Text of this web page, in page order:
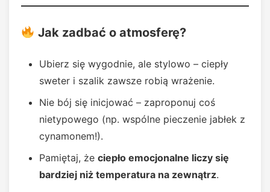
Jak zadbać o atmosferę?
Ubierz się wygodnie, ale stylowo – ciepły
sweter i szalik zawsze robią wrażenie.
Nie bój się inicjować – zaproponuj coś
nietypowego (np. wspólne pieczenie jabłek z
cynamonem!).
Pamiętaj, że ciepło emocjonalne liczy się
bardziej niż temperatura na zewnątrz.